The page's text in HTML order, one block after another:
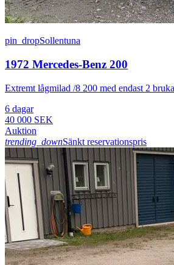
pin_dropSollentuna
1972 Mercedes-Benz 200
Extremt lågmilad /8 200 med endast 2
6 dagar
40 000 SEK
Auktion
trending_downSänkt reservationspris